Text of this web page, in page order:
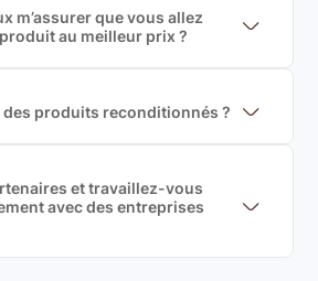
m’assurer que vous allez
au meilleur prix ?
prix de rachat. De plus, nous
à la commission sur la valeur de
produits reconditionnés ?
grandes marques et du
haute qualitéet travaillez-vous
avec des entreprises